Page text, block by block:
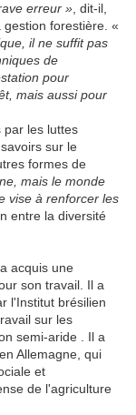
erreur » , dit-il,
forestière. «
il ne suffit pas
de
pour
mais aussi pour
par les luttes
sur le
formes de
mais le monde
vise à renforcer les
entre la diversité
acquis une
son travail. Il a
l'Institut brésilien
sur les
semi-aride . Il a
Allemagne, qui
et
de l'agriculture